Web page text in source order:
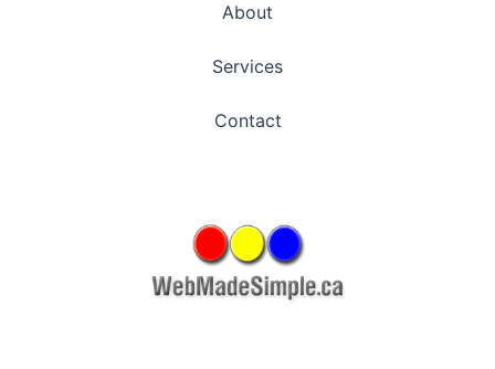
About
Services
Contact